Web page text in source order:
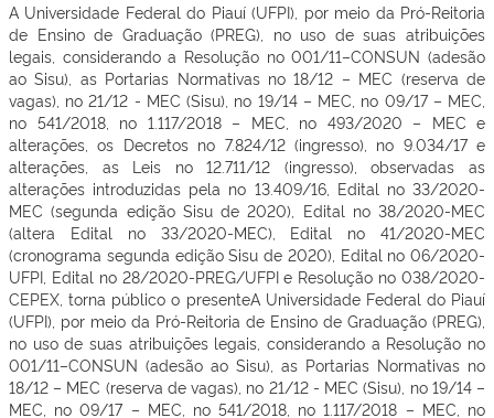
A Universidade Federal do Piauí (UFPI), por meio da Pró-Reitoria
de Ensino de Graduação (PREG), no uso de suas atribuições
legais, considerando a Resolução no 001/11–CONSUN (adesão
ao Sisu), as Portarias Normativas no 18/12 – MEC (reserva de
vagas), no 21/12 - MEC (Sisu), no 19/14 – MEC, no 09/17 – MEC,
no 541/2018, no 1.117/2018 – MEC, no 493/2020 – MEC e
alterações, os Decretos no 7.824/12 (ingresso), no 9.034/17 e
alterações, as Leis no 12.711/12 (ingresso), observadas as
alterações introduzidas pela no 13.409/16, Edital no 33/2020-
MEC (segunda edição Sisu de 2020), Edital no 38/2020-MEC
(altera Edital no 33/2020-MEC), Edital no 41/2020-MEC
(cronograma segunda edição Sisu de 2020), Edital no 06/2020-
UFPI, Edital no 28/2020-PREG/UFPI e Resolução no 038/2020-
CEPEX, torna público o presenteA Universidade Federal do Piauí
(UFPI), por meio da Pró-Reitoria de Ensino de Graduação (PREG),
no uso de suas atribuições legais, considerando a Resolução no
001/11–CONSUN (adesão ao Sisu), as Portarias Normativas no
18/12 – MEC (reserva de vagas), no 21/12 - MEC (Sisu), no 19/14 –
MEC, no 09/17 – MEC, no 541/2018, no 1.117/2018 – MEC, no